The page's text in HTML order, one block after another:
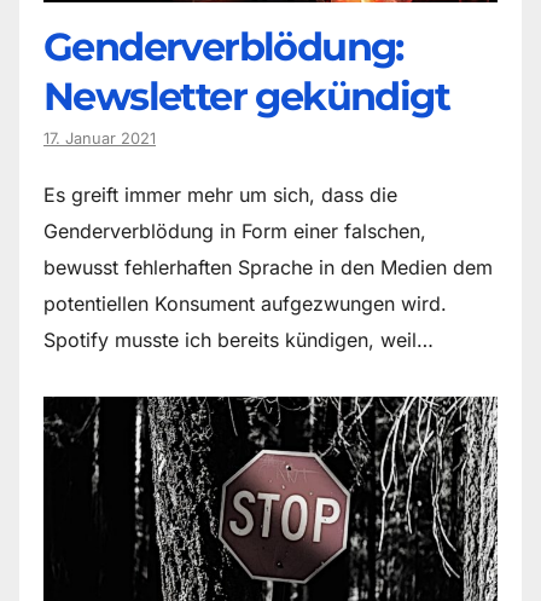
Genderverblödung:
Newsletter gekündigt
17. Januar 2021
Es greift immer mehr um sich, dass die
Genderverblödung in Form einer falschen,
bewusst fehlerhaften Sprache in den Medien dem
potentiellen Konsument aufgezwungen wird.
Spotify musste ich bereits kündigen, weil…